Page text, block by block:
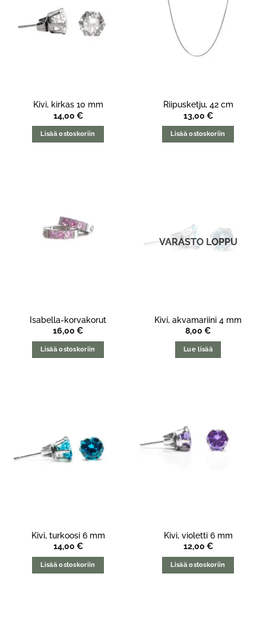
Kivi, kirkas 10 mm
14,00 €
Lisää ostoskoriin
Riipusketju, 42 cm
13,00 €
Lisää ostoskoriin
Isabella-korvakorut
16,00 €
Lisää ostoskoriin
VARASTO LOPPU
Kivi, akvamariini 4 mm
8,00 €
Lue lisää
Kivi, turkoosi 6 mm
14,00 €
Lisää ostoskoriin
Kivi, violetti 6 mm
12,00 €
Lisää ostoskoriin